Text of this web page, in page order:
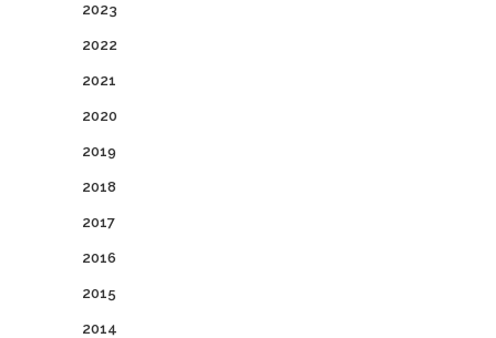
2023
2022
2021
2020
2019
2018
2017
2016
2015
2014